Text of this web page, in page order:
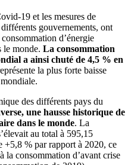
19 et les mesures de
gouvernements, ont
d’énergie
le monde. La consommation
a ainsi chuté de 4,5 % en
la plus forte baisse
des différents pays du
une hausse historique de
dans le monde. La
au total à 595,15
+5,8 % par rapport à 2020, ce
la consommation d’avant crise